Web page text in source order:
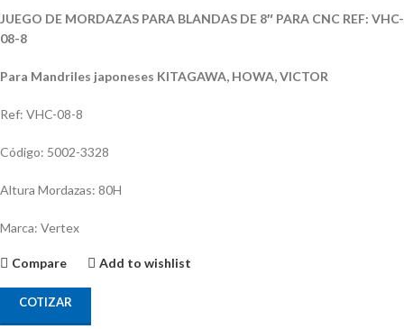
JUEGO DE MORDAZAS PARA BLANDAS DE 8″ PARA CNC REF: VHC-
08-8
Para Mandriles japoneses KITAGAWA, HOWA, VICTOR
Ref: VHC-08-8
Código: 5002-3328
Altura Mordazas: 80H
Marca: Vertex
Compare Add to wishlist
COTIZAR